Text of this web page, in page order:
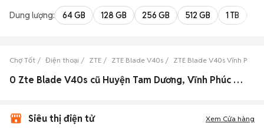
Dung lượng: 64 GB 128 GB 256 GB 512 GB 1 TB
Chợ Tốt Điện thoại ZTE ZTE Blade V40s ZTE Blade V40s Vĩnh Phúc
0 Zte Blade V40s cũ Huyện Tam Dương, Vĩnh Phúc đẹp
Siêu thị điện tử Xem Cửa hàng